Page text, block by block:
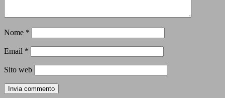
Nome *
Email *
Sito web